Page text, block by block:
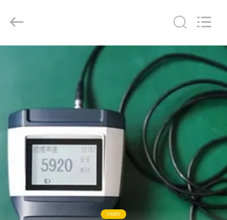
PRODUCTEN
ONGEVEER
ONS
FABRIEKSREIS
KWALITEITSCONTROLE
CORPORATION.
CASES